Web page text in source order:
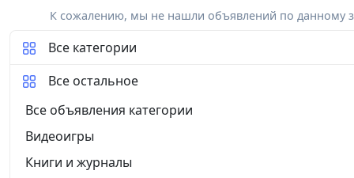
К сожалению, мы не нашли объявлений по данному
Все категории
Все остальное
Все объявления категории
Видеоигры
Книги и журналы